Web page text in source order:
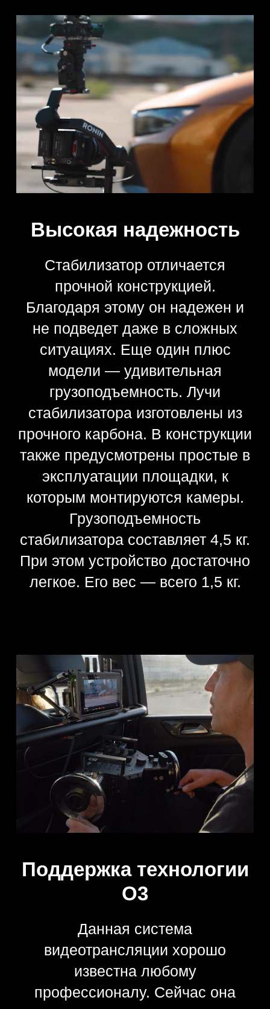
Следует принимать во внимание,
что их требуется приобретать
отдельно.
Высокий комфорт
управления
Стабилизатор оснащен 1,8-
дюймовым дисплеем. Благодаря
будет максимально простым и
удобным. На панели
стабилизатора также
предусмотрен джойстик и
функциональные физические
кнопки. Модель имеет поддержку
технологии Bluetooth. Благодаря
этому владелец получает
возможность управлять
некоторыми видами камер прямо
через него. Повторное
сопряжение с ранее
использованными устройствами
Возможность
использования
профессиональной
оптики
камерами, в том числе с
полнокадровыми. При желании можно
также оборудовать стабилизатор
чего удастся добиться точной и